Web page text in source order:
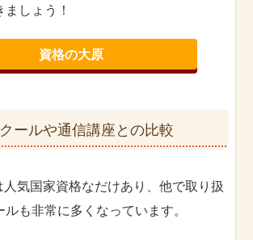
しょう！
資格の大原
ールや通信講座との比較
気国家資格なだけあり、他で取り扱
も非常に多くなっています。